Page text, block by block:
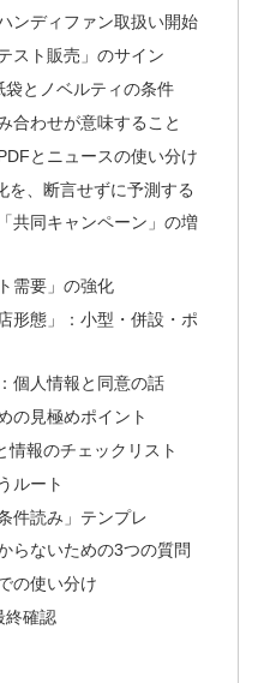
ンディファン取扱い開始
スト販売」のサイン
とノベルティの条件
合わせが意味すること
とニュースの使い分け
を、断言せずに予測する
共同キャンペーン」の増
需要」の強化
形態」：小型・併設・ポ
個人情報と同意の話
の見極めポイント
情報のチェックリスト
ルート
件読み」テンプレ
らないための3つの質問
の使い分け
終確認